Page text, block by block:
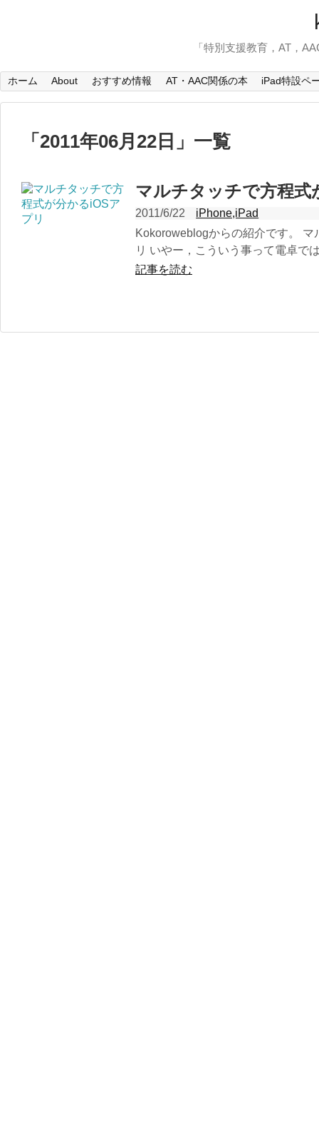
「特別支援教育，AT，
ホーム About おすすめ情報 AT・AAC関係の本 iPad特設ペ
「 2011年06月22日 」 一覧
マルチタッチで方程
2011/6/22
iPhone,iPad
Kokoroweblogからの紹介です。
リ いやー，こういう事って電卓で
記事を読む